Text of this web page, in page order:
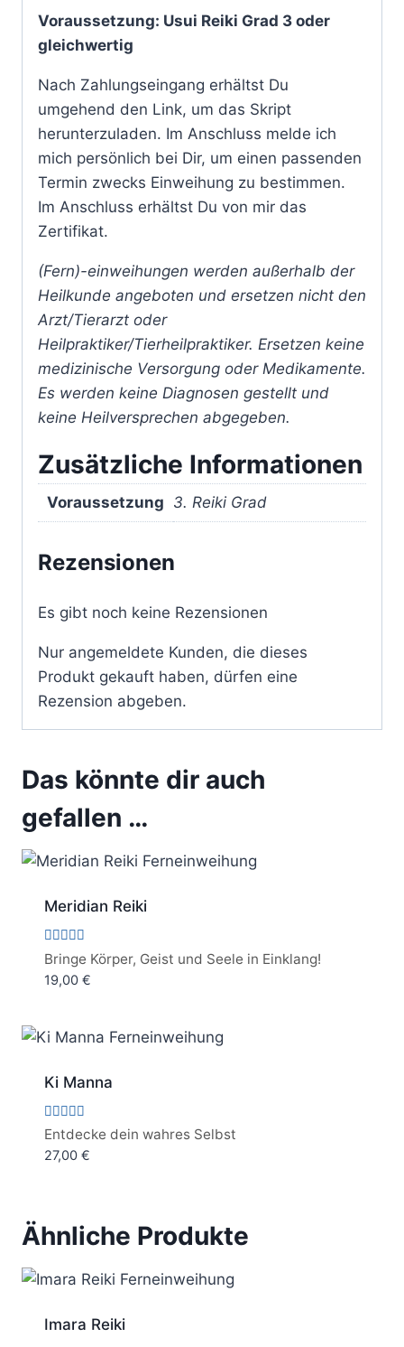
Voraussetzung: Usui Reiki Grad 3 oder
gleichwertig
Nach Zahlungseingang erhältst Du
umgehend den Link, um das Skript
herunterzuladen. Im Anschluss melde ich
mich persönlich bei Dir, um einen passenden
Termin zwecks Einweihung zu bestimmen.
Im Anschluss erhältst Du von mir das
Zertifikat.
(Fern)-einweihungen werden außerhalb der
Heilkunde angeboten und ersetzen nicht den
Arzt/Tierarzt oder
Heilpraktiker/Tierheilpraktiker. Ersetzen keine
medizinische Versorgung oder Medikamente.
Es werden keine Diagnosen gestellt und
keine Heilversprechen abgegeben.
Zusätzliche Informationen
Voraussetzung 3. Reiki Grad
Rezensionen
Es gibt noch keine Rezensionen
Nur angemeldete Kunden, die dieses
Produkt gekauft haben, dürfen eine
Rezension abgeben.
Das könnte dir auch
gefallen …
Meridian Reiki
Bewertet
mit
5.00
Bringe Körper, Geist und Seele in Einklang!
19,00 €
Ki Manna
Bewertet
mit
5.00
Entdecke dein wahres Selbst
27,00 €
Ähnliche Produkte
Imara Reiki